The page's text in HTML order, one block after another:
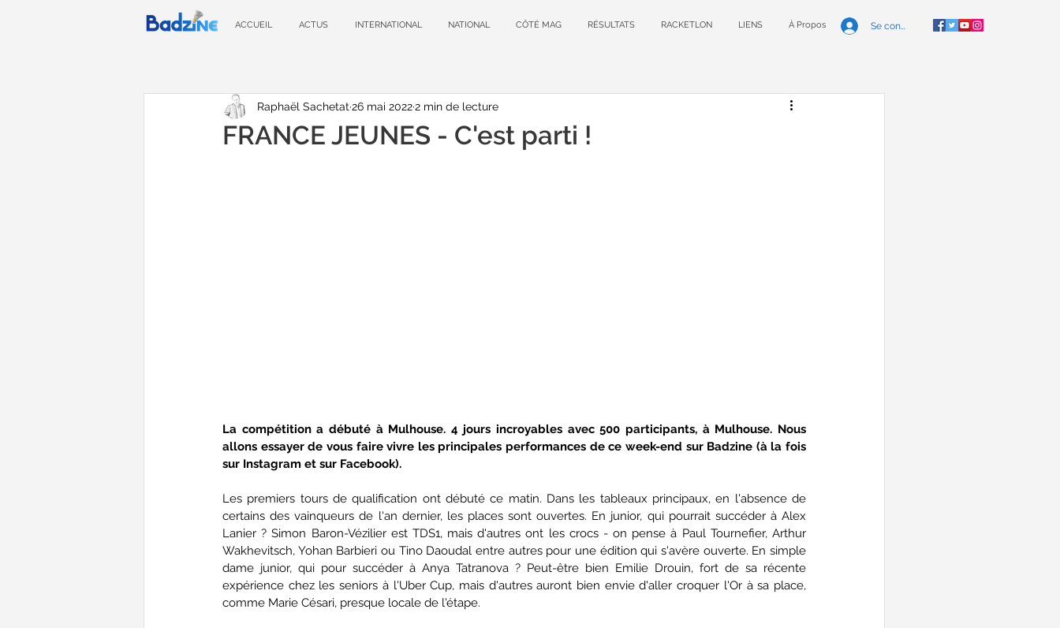
ACCUEIL ACTUS INTERNATIONAL NATIONAL CÔTÉ MAG RÉSULTATS RACKETLON LIENS À Propos Se connecter
FRANCE JEUNES - C'est parti !
Raphaël Sachetat 26 mai 20222 min de lecture
La compétition a débuté à Mulhouse. 4 jours incroyables avec 500 participants, à Mulhouse. Nous
allons essayer de vous faire vivre les principales performances de ce week-end sur Badzine (à la fois
sur Instagram et sur Facebook).
Les premiers tours de qualification ont débuté ce matin. Dans les tableaux principaux, en l'absence de
certains des vainqueurs de l'an dernier, les places sont ouvertes. En junior, qui pourrait succéder à Alex
Lanier ? Simon Baron-Vézilier est TDS1, mais d'autres ont les crocs - on pense à Paul Tournefier, Arthur
Wakhevitsch, Yohan Barbieri ou Tino Daoudal entre autres pour une édition qui s'avère ouverte. En simple
dame junior, qui pour succéder à Anya Tatranova ? Peut-être bien Emilie Drouin, fort de sa récente
expérience chez les seniors à l'Uber Cup, mais d'autres auront bien envie d'aller croquer l'Or à sa place,
comme Marie Césari, presque locale de l'étape.